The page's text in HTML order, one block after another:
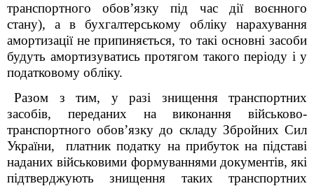
транспортного обов’язку під час дії воєнного
стану), а в бухгалтерському обліку нарахування
амортизації не припиняється, то такі основні засоби
будуть амортизуватись протягом такого періоду і у
податковому обліку.
Разом з тим, у разі знищення транспортних
засобів, переданих на виконання військово-
транспортного обов’язку до складу Збройних Сил
України, платник податку на прибуток на підставі
наданих військовими формуваннями документів, які
підтверджують знищення таких транспортних